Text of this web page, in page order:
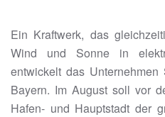
Ein Kraftwerk, das
Wind und Sonne in
entwickelt das
Bayern. Im August soll vor
Hafen- und Hauptstadt der